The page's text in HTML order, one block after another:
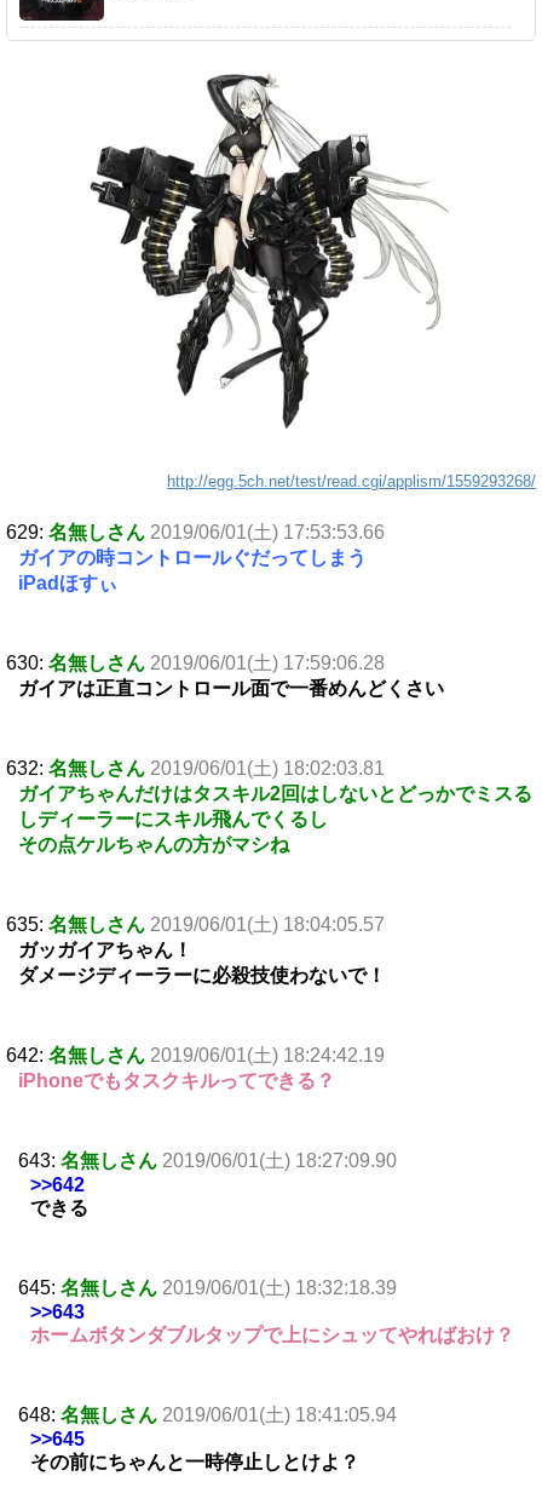
http://egg.5ch.net/test/read.cgi/applism/1559293268/
629: 名無しさん 2019/06/01(土) 17:53:53.66
ガイアの時コントロールぐだってしまう
iPadほすぃ
630: 名無しさん 2019/06/01(土) 17:59:06.28
ガイアは正直コントロール面で一番めんどくさい
632: 名無しさん 2019/06/01(土) 18:02:03.81
ガイアちゃんだけはタスキル2回はしないとどっかでミスる
しディーラーにスキル飛んでくるし
その点ケルちゃんの方がマシね
635: 名無しさん 2019/06/01(土) 18:04:05.57
ガッガイアちゃん！
ダメージディーラーに必殺技使わないで！
642: 名無しさん 2019/06/01(土) 18:24:42.19
iPhoneでもタスクキルってできる？
643: 名無しさん 2019/06/01(土) 18:27:09.90
>>642
できる
645: 名無しさん 2019/06/01(土) 18:32:18.39
>>643
ホームボタンダブルタップで上にシュッてやればおけ？
648: 名無しさん 2019/06/01(土) 18:41:05.94
>>645
その前にちゃんと一時停止しとけよ？